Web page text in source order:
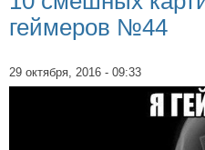
геймеров №44
29 октября, 2016 - 09:33